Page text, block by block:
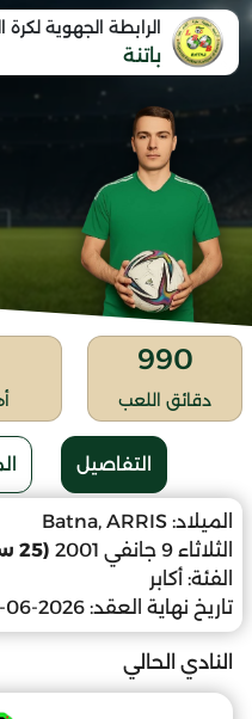
الرابطة الجهوية لكرة
باتنة
990
دقائق اللعب
التفاصيل
الميلاد: Batna, ARRIS
الثلاثاء 9 جانفي 2001
(25 سنة)
الفئة: أكابر
تاريخ نهاية العقد: 2026-06-15
النادي الحالي